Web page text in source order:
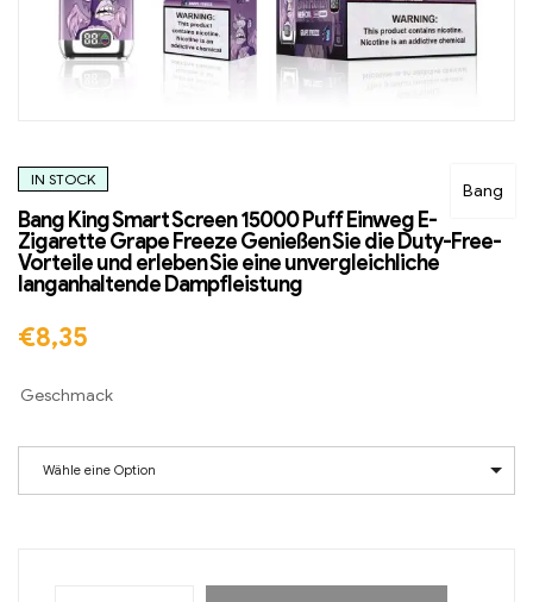
Bang
IN STOCK
Bang King Smart Screen 15000 Puff Einweg E-
Zigarette Grape Freeze Genießen Sie die Duty-Free-
Vorteile und erleben Sie eine unvergleichliche
langanhaltende Dampfleistung
€8,35
Geschmack
Wähle eine Option